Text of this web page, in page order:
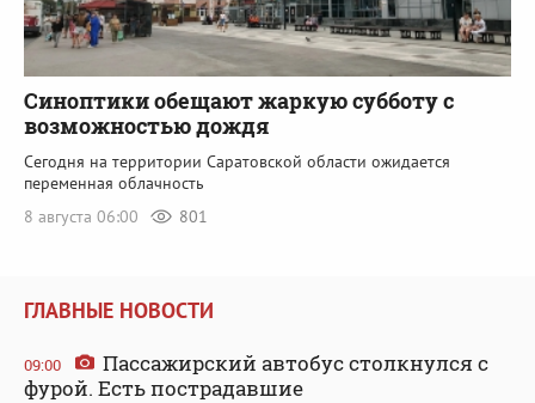
Синоптики обещают жаркую субботу с
возможностью дождя
Сегодня на территории Саратовской области ожидается
переменная облачность
8 августа 06:00
801
ГЛАВНЫЕ НОВОСТИ
09:00
Пассажирский автобус столкнулся с
фурой. Есть пострадавшие